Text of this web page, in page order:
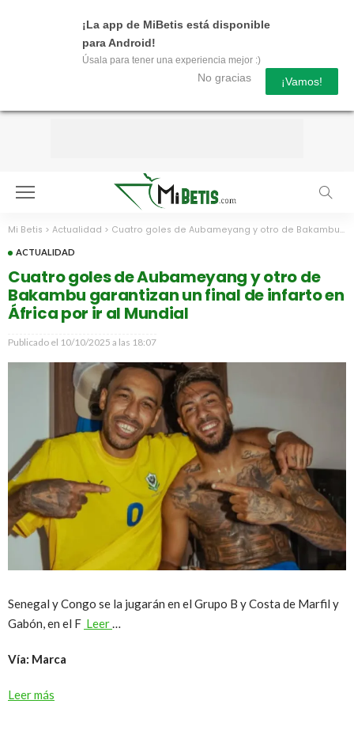
¡La app de MiBetis está disponible
para Android!
Úsala para tener una experiencia mejor :)
No gracias ¡Vamos!
Mi Betis > Actualidad > Cuatro goles de Aubameyang y otro de Bakambu garantizan un final de infarto en África por ir al Mundial
ACTUALIDAD
Cuatro goles de Aubameyang y otro de
Bakambu garantizan un final de infarto en
África por ir al Mundial
Publicado el 10/10/2025 a las 18:07
Senegal y Congo se la jugarán en el Grupo B y Costa de Marfil y
Gabón, en el F Leer
Vía: Marca
Leer más